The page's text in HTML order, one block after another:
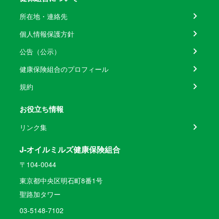
所在地・連絡先
個人情報保護方針
公告（公示）
健康保険組合のプロフィール
規約
お役立ち情報
リンク集
J-オイルミルズ健康保険組合
〒104-0044
東京都中央区明石町8番1号
聖路加タワー
03-5148-7102